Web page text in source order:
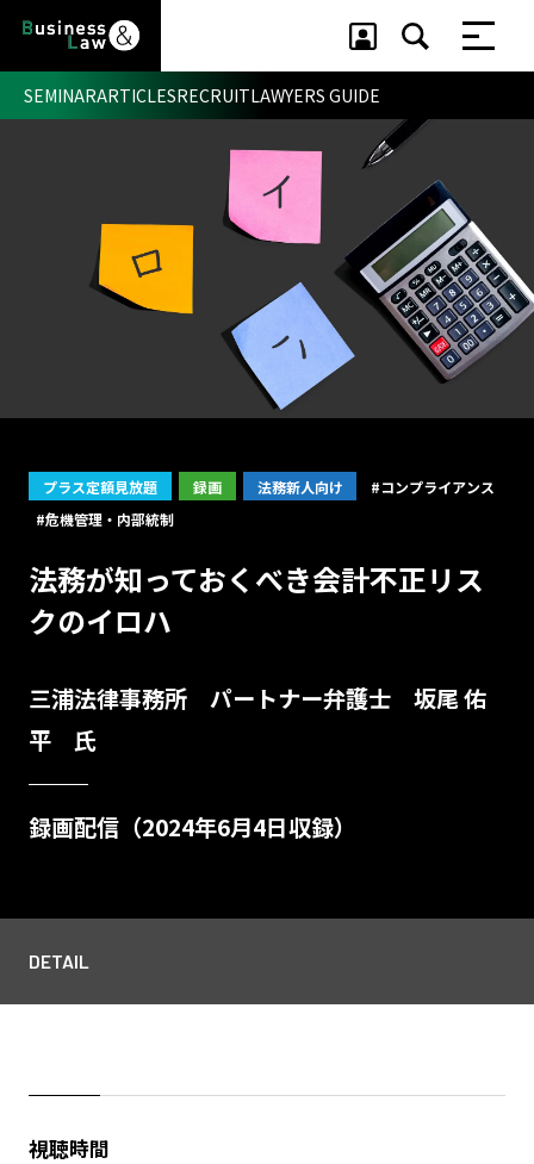
セミナー
リクルート
SEMINARARTICLESRECRUITLAWYERS GUIDE
プラス定額見放題 録画 法務新人向け
#コンプライアンス
#危機管理・内部統制
法務が知っておくべき会計不正リス
クのイロハ
三浦法律事務所 パートナー弁護士 坂尾 佑
平 氏
録画配信（2024年6月4日収録）
DETAIL
視聴時間